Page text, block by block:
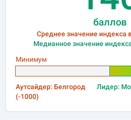
баллов
Среднее значение индекса
Медианное значение
Минимум
Аутсайдер: Белгород
(-1000)
Лидер: